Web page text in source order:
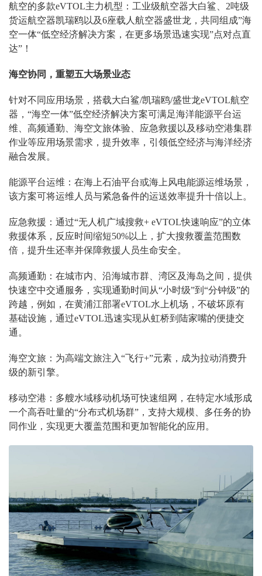
航空的多款eVTOL主力机型：工业级航空器大白鲨、2吨级
货运航空器凯瑞鸥以及6座载人航空器盛世龙，共同组成”海
空一体“低空经济解决方案，在更多场景迅速实现”点对点直
达”！
海空协同，重塑五大场景业态
针对不同应用场景，搭载大白鲨/凯瑞鸥/盛世龙eVTOL航空
器，“海空一体”低空经济解决方案可满足海洋能源平台运
维、高频通勤、海空文旅体验、应急救援以及移动空港集群
作业等应用场景需求，提升效率，引领低空经济与海洋经济
融合发展。
能源平台运维 ：在海上石油平台或海上风电能源运维场景，
该方案可将运维人员与紧急备件的运送效率提升十倍以上。
应急救援 ： 通过“无人机广域搜救+ eVTOL快速响应”的立体
救援体系，反应时间缩短50%以上，扩大搜救覆盖范围数
倍，提升生还率并保障救援人员生命安全。
高频通勤 ： 在城市内、沿海城市群、湾区及海岛之间，提供
快速空中交通服务，实现通勤时间从“小时级”到“分钟级”的
跨越，例如，在黄浦江部署eVTOL水上机场，不破坏原有
基础设施，通过eVTOL迅速实现从虹桥到陆家嘴的便捷交
通。
海空文旅 ： 为高端文旅注入“飞行+”元素，成为拉动消费升
级的新引擎。
移动空港 ： 多艘水域移动机场可快速组网，在特定水域形成
一个高吞吐量的“分布式机场群”，支持大规模、多任务的协
同作业，实现更大覆盖范围和更加智能化的应用。